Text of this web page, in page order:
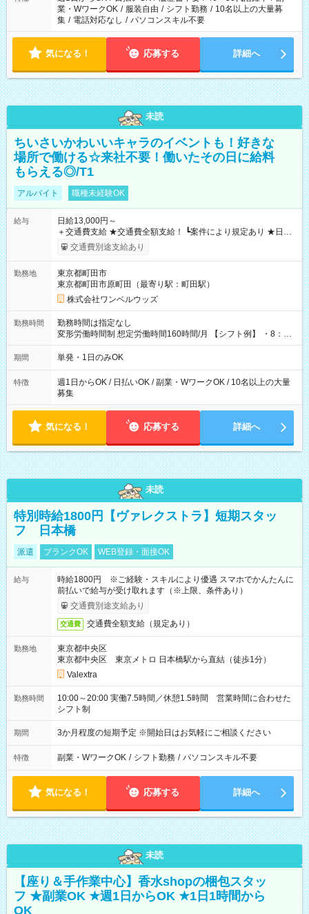
業・WワークOK / 服装自由 / シフト勤務 / 10名以上の大量募
集 / 電話対応なし / パソコンスキル不要
気になる！ 応募する 詳細へ
未読
ちいさいかわいいキャラのイベントも！好きな
場所で働ける☆来社不要！働いたその日に給料
もらえる◎/T1
アルバイト 職種未経験OK
給与
日給13,000円～
＋交通費支給 ★交通費全額支給！ ┗案件により規定あり ★日払
いOK！（規定あり） ┗働いたその日に現金GET♪ お仕事後はコ
ンビニATMから 日払い分を引き落とせます！ 【試用期間】試
交通費別途支給あり
勤務地
東京都町田市
東京都町田市原町田（最寄り駅：町田駅）
株式会社ワンベルウッズ
勤務時間
勤務時間は指定なし
変形労働時間制 想定労働時間160時間/月 【シフト例】 ・8：00
～21：00
期間 単発・1日のみOK
特徴
週1日からOK / 日払いOK / 副業・WワークOK / 10名以上の大量
募集
気になる！ 応募する 詳細へ
未読
特別時給1800円【ヴァレクストラ】短期スタッ
フ 日本橋
派遣 ブランクOK WEB登録・面接OK
給与
時給1800円 ※ご経験・スキルにより優遇 スマホでかんたんに
前払いで給与が受け取れます（※上限、条件あり）
交通費別途支給あり
交通費 交通費全額支給（規定あり）
勤務地
東京都中央区
東京都中央区 東京メトロ 日本橋駅から直結（徒歩1分）
Valextra
勤務時間
10:00～20:00 実働7.5時間／休憩1.5時間 営業時間に合わせた
シフト制
期間 3か月程度の短期予定 ※開始日はお気軽にご相談ください
特徴 副業・WワークOK / シフト勤務 / パソコンスキル不要
気になる！ 応募する 詳細へ
未読
【座り＆手作業中心】香水shopの梱包スタッ
フ ★副業OK ★週1日からOK ★1日1時間から
OK